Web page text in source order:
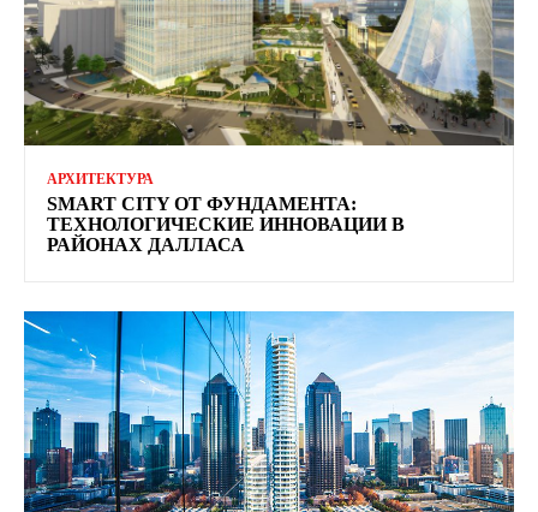
АРХИТЕКТУРА
SMART CITY ОТ ФУНДАМЕНТА:
ТЕХНОЛОГИЧЕСКИЕ ИННОВАЦИИ В
РАЙОНАХ ДАЛЛАСА